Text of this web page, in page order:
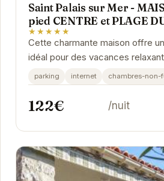
Saint Palais sur Mer -
pied CENTRE et PLAGE
★★★★★
Cette charmante maison offre
idéal pour des vacances
sur-Mer. À proximité du centre-
parking internet chambres-non-
122€ /nuit